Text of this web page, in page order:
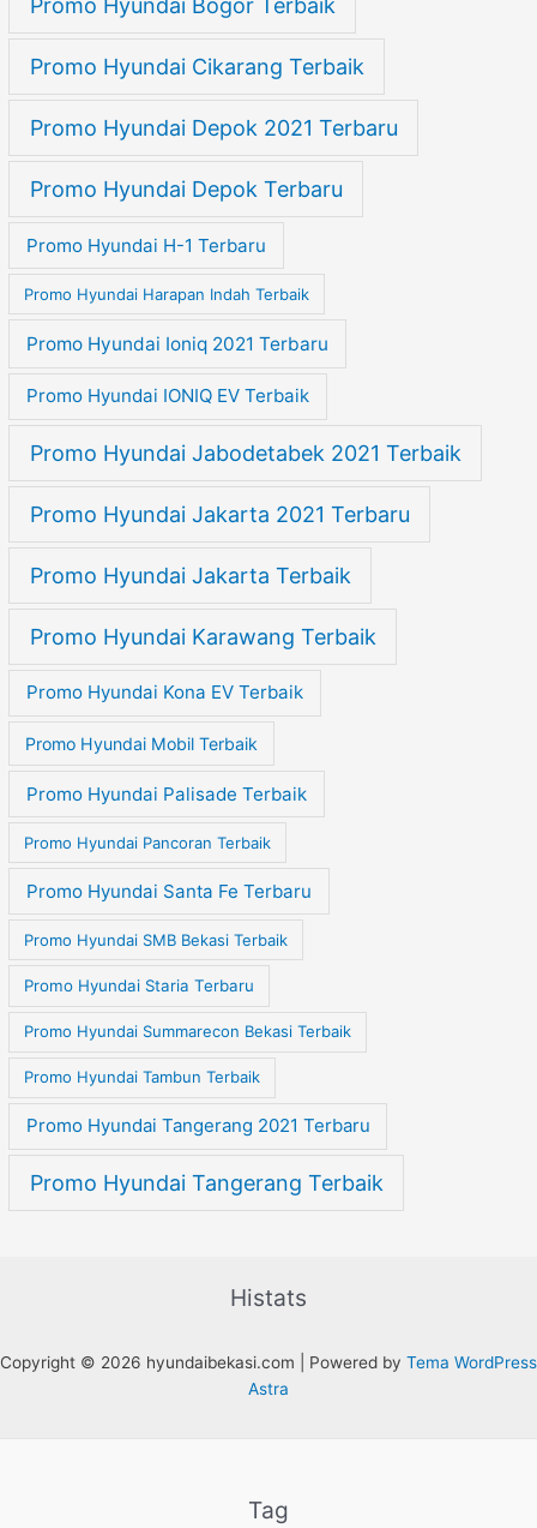
Promo Hyundai Bogor Terbaik
Promo Hyundai Cikarang Terbaik
Promo Hyundai Depok 2021 Terbaru
Promo Hyundai Depok Terbaru
Promo Hyundai H-1 Terbaru
Promo Hyundai Harapan Indah Terbaik
Promo Hyundai Ioniq 2021 Terbaru
Promo Hyundai IONIQ EV Terbaik
Promo Hyundai Jabodetabek 2021 Terbaik
Promo Hyundai Jakarta 2021 Terbaru
Promo Hyundai Jakarta Terbaik
Promo Hyundai Karawang Terbaik
Promo Hyundai Kona EV Terbaik
Promo Hyundai Mobil Terbaik
Promo Hyundai Palisade Terbaik
Promo Hyundai Pancoran Terbaik
Promo Hyundai Santa Fe Terbaru
Promo Hyundai SMB Bekasi Terbaik
Promo Hyundai Staria Terbaru
Promo Hyundai Summarecon Bekasi Terbaik
Promo Hyundai Tambun Terbaik
Promo Hyundai Tangerang 2021 Terbaru
Promo Hyundai Tangerang Terbaik
Histats
Copyright © 2026 hyundaibekasi.com | Powered by Tema WordPress
Astra
Tag